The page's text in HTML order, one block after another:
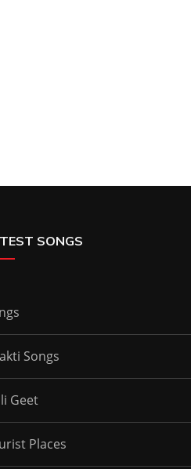
SONGS
Songs
Geet
Places